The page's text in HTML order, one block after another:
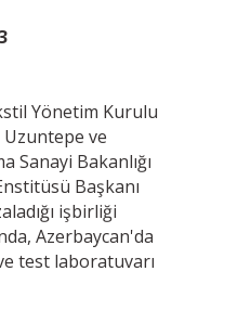
Yönetim Kurulu
Uzuntepe ve
Sanayi Bakanlığı
Başkanı
işbirliği
Azerbaycan'da
test laboratuvarı